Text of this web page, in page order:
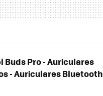
Buds Pro - Auriculares
- Auriculares Bluetooth